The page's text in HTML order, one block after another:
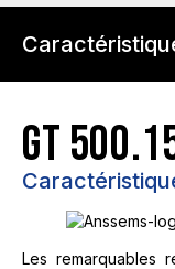
GT
Les remarquables